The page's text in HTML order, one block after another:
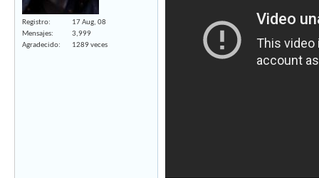
Registro
17 Aug, 08
Mensajes
3,999
Agradecido
1289 veces